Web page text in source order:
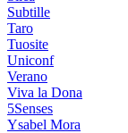
Subtille
Taro
Tuosite
Uniconf
Verano
Viva la Dona
5Senses
Ysabel Mora